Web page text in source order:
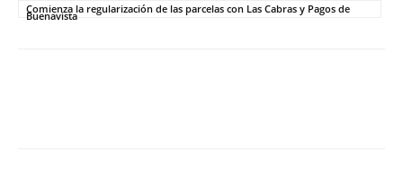
Comienza la regularización de las parcelas con Las Cabras y Pagos de
Buenavista